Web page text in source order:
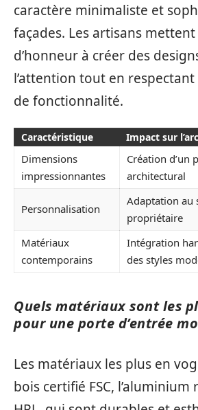
caractère minimaliste et
façades. Les artisans
d’honneur à créer des
l’attention tout en
de fonctionnalité.
Caractéristique Impact sur
Dimensions
impressionnantes
Création d’un
architectural
Personnalisation
Adaptation au
propriétaire
Matériaux
contemporains
Intégration
des styles
Quels matériaux sont les
pour une porte d’entrée
Les matériaux les plus en
bois certifié FSC, l’aluminium